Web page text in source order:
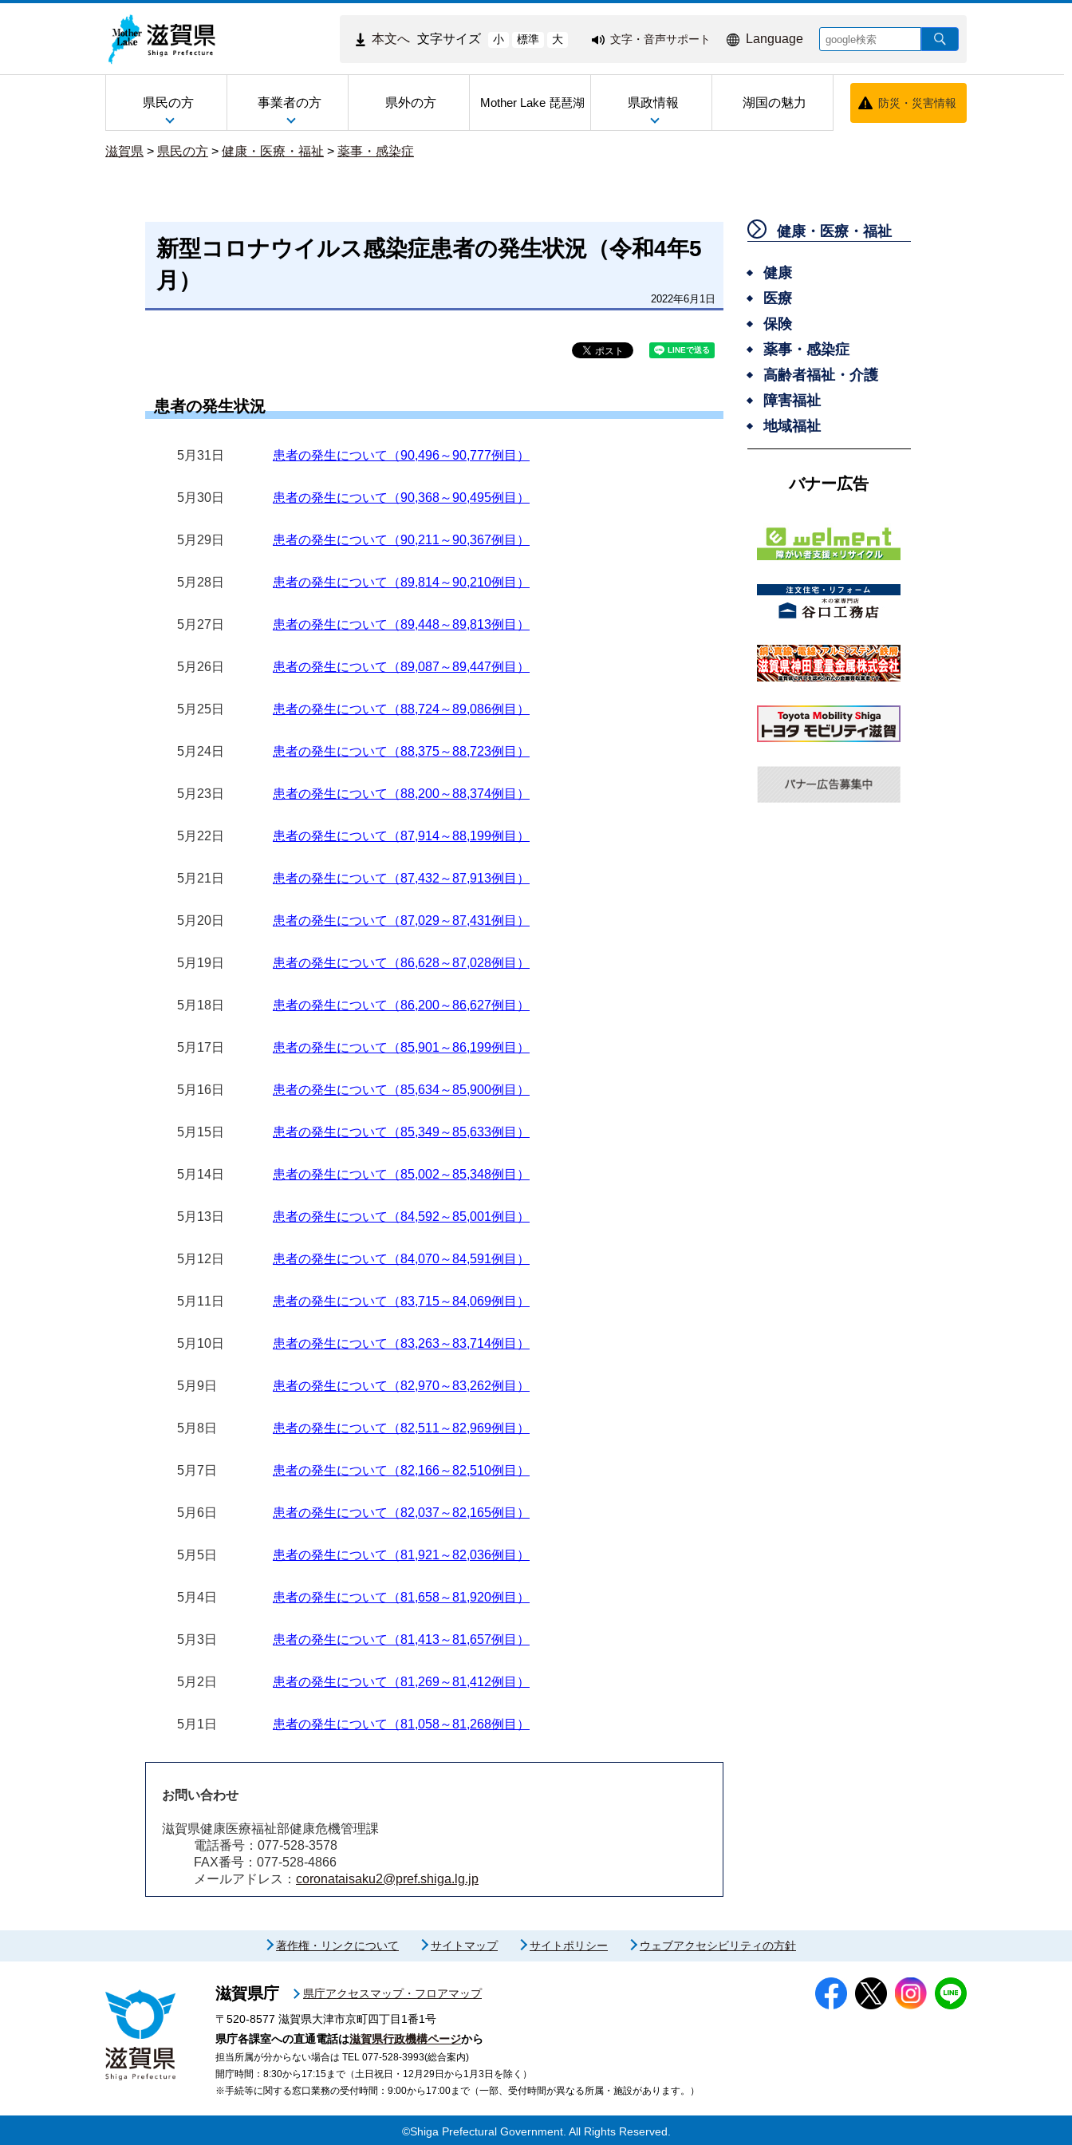
本文へ 文字サイズ 小 標準 大 文字・音声サポート Language
県民の方 事業者の方 県外の方 Mother Lake 琵琶湖 県政情報 湖国の魅力 防災・災害情報
滋賀県 > 県民の方 > 健康・医療・福祉 > 薬事・感染症
新型コロナウイルス感染症患者の発生状況（令和4年5
月）
2022年6月1日
患者の発生状況
5月31日 患者の発生について（90,496～90,777例目）
5月30日 患者の発生について（90,368～90,495例目）
5月29日 患者の発生について（90,211～90,367例目）
5月28日 患者の発生について（89,814～90,210例目）
5月27日 患者の発生について（89,448～89,813例目）
5月26日 患者の発生について（89,087～89,447例目）
5月25日 患者の発生について（88,724～89,086例目）
5月24日 患者の発生について（88,375～88,723例目）
5月23日 患者の発生について（88,200～88,374例目）
5月22日 患者の発生について（87,914～88,199例目）
5月21日 患者の発生について（87,432～87,913例目）
5月20日 患者の発生について（87,029～87,431例目）
5月19日 患者の発生について（86,628～87,028例目）
5月18日 患者の発生について（86,200～86,627例目）
5月17日 患者の発生について（85,901～86,199例目）
5月16日 患者の発生について（85,634～85,900例目）
5月15日 患者の発生について（85,349～85,633例目）
5月14日 患者の発生について（85,002～85,348例目）
5月13日 患者の発生について（84,592～85,001例目）
5月12日 患者の発生について（84,070～84,591例目）
5月11日 患者の発生について（83,715～84,069例目）
5月10日 患者の発生について（83,263～83,714例目）
5月9日 患者の発生について（82,970～83,262例目）
5月8日 患者の発生について（82,511～82,969例目）
5月7日 患者の発生について（82,166～82,510例目）
5月6日 患者の発生について（82,037～82,165例目）
5月5日 患者の発生について（81,921～82,036例目）
5月4日 患者の発生について（81,658～81,920例目）
5月3日 患者の発生について（81,413～81,657例目）
5月2日 患者の発生について（81,269～81,412例目）
5月1日 患者の発生について（81,058～81,268例目）
お問い合わせ
滋賀県健康医療福祉部健康危機管理課
電話番号：077-528-3578
FAX番号：077-528-4866
メールアドレス： coronataisaku2@pref.shiga.lg.jp
健康・医療・福祉
健康
医療
保険
薬事・感染症
高齢者福祉・介護
障害福祉
地域福祉
バナー広告
著作権・リンクについて サイトマップ サイトポリシー ウェブアクセシビリティの方針
滋賀県庁
県庁アクセスマップ・フロアマップ
〒520-8577 滋賀県大津市京町四丁目1番1号
県庁各課室への直通電話は滋賀県行政機構ページから
担当所属が分からない場合は TEL 077-528-3993(総合案内)
開庁時間：8:30から17:15まで（土日祝日・12月29日から1月3日を除く）
※手続等に関する窓口業務の受付時間：9:00から17:00まで（一部、受付時間が異なる所属・施設があります。）
©Shiga Prefectural Government. All Rights Reserved.